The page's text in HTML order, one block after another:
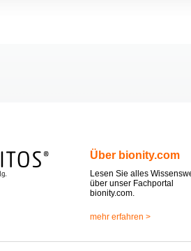
Über bionity.com
Lesen Sie alles
über unser Fachportal
bionity.com.
mehr erfahren >